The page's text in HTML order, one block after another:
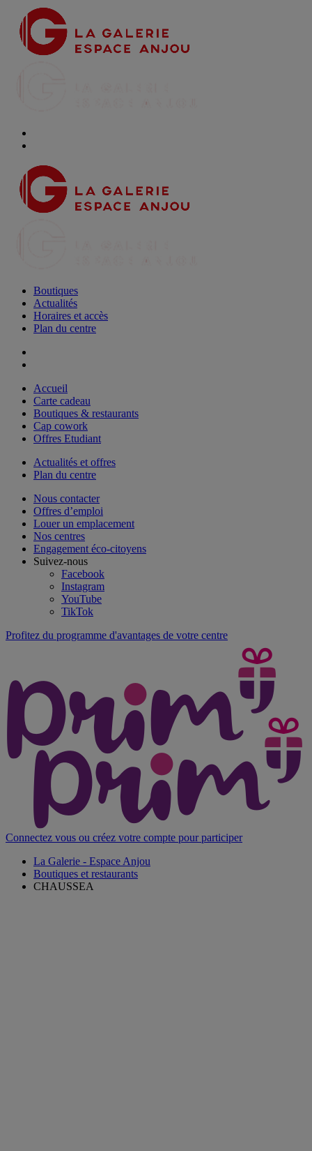
Boutiques
Actualités
Horaires et accès
Plan du centre
Accueil
Carte cadeau
Boutiques & restaurants
Cap cowork
Offres Etudiant
Actualités et offres
Plan du centre
Nous contacter
Offres d’emploi
Louer un emplacement
Nos centres
Engagement éco-citoyens
Suivez-nous
Facebook
Instagram
YouTube
TikTok
Profitez du programme d'avantages de votre centre
Connectez vous ou créez votre compte pour participer
La Galerie - Espace Anjou
Boutiques et restaurants
CHAUSSEA